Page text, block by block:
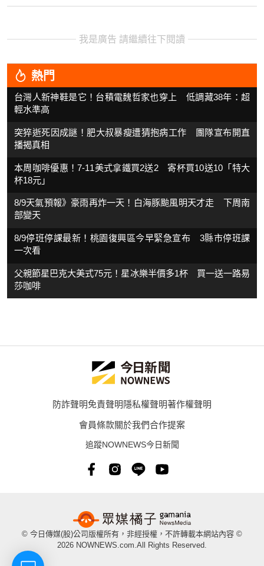
我是廣告 請繼續往下閱讀
熱門
台灣人新神鞋是它！台積電魏哲家也穿上 低調藏38年：超
輕水準高
突猝逝死因成謎！肥大叔暴瘦遭猜抱病工作 團隊宣布開直
播揭真相
本周咖啡優惠！7-11美式拿鐵買2送2 寄杯買10送10「特大
杯18元」
8/9天氣預報》豪雨再炸一天！白海豚颱風明天才走 下周南
部變天
8/9停班停課最新！桃園復興區今早緊急宣布 3縣市停班課
一次看
父親節星巴克大美式75元！星冰樂半價多1杯 買一送一路易
莎咖啡
防詐聲明免責聲明隱私權聲明著作權聲明
會員條款關於我們合作提案
追蹤NOWNEWS今日新聞
© 今日傳媒(股)公司版權所有，非經授權，不許轉載本網站內容 ©
2026 NOWNEWS.com.All Rights Reserved.